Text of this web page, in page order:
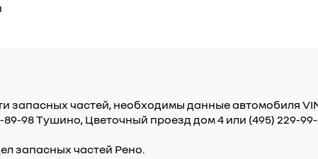
запасных частей, необходимы данные автомобиля
98 Тушино, Цветочный проезд дом 4 или (495) 229-
запасных частей Рено.